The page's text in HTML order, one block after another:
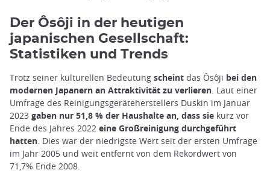
Der Ôsôji in der heutigen
japanischen Gesellschaft:
Statistiken und Trends
Trotz seiner kulturellen Bedeutung scheint das Ôsôji bei den
modernen Japanern an Attraktivität zu verlieren. Laut einer
Umfrage des Reinigungsgeräteherstellers Duskin im Januar
2023 gaben nur 51,8 % der Haushalte an, dass sie kurz vor
Ende des Jahres 2022 eine Großreinigung durchgeführt
hatten. Dies war der niedrigste Wert seit der ersten Umfrage
im Jahr 2005 und weit entfernt von dem Rekordwert von
71,7% Ende 2008.